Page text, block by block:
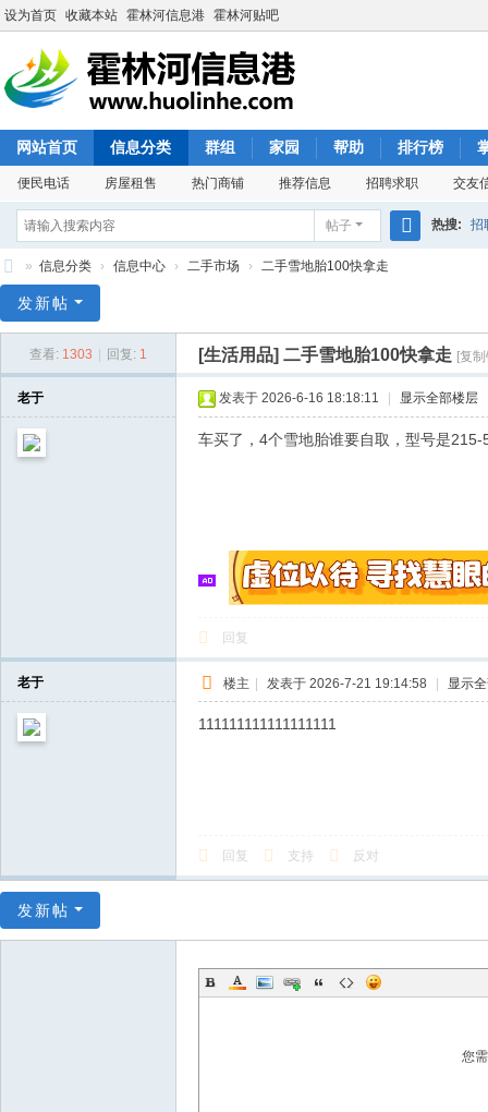
设为首页 收藏本站 霍林河信息港 霍林河贴吧
网站首页 信息分类 群组 家园 帮助 排行榜
便民电话 房屋租售 热门商铺 推荐信息 招聘求职 交友
帖子 热搜: 招
林
» 信息分类 › 信息中心 › 二手市场 › 二手雪地胎100快拿走
发新帖
查看: 1303 回复: 1 [生活用品] 二手雪地胎100快拿走 [复
老于 发表于 2026-6-16 18:18:11 显示全部楼层
车买了，4个雪地胎谁要自取，型号是
回复
老于 楼主 | 发表于 2026-7-21 19:14:58 | 显示
111111111111111111
回复 支持 反对
发新帖
您